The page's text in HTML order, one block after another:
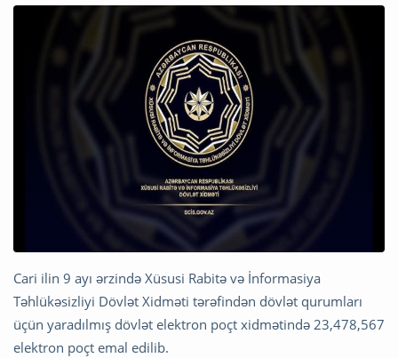
Cari ilin 9 ayı ərzində Xüsusi Rabitə və İnformasiya
Təhlükəsizliyi Dövlət Xidməti tərəfindən dövlət qurumları
üçün yaradılmış dövlət elektron poçt xidmətində 23,478,567
elektron poçt emal edilib.